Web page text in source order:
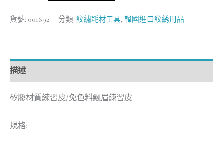
貨號: 001692 分類: 紋繡耗材工具, 韓國進口紋綉用品
描述
矽膠材質練習皮/免色料飄眉練習皮
規格: